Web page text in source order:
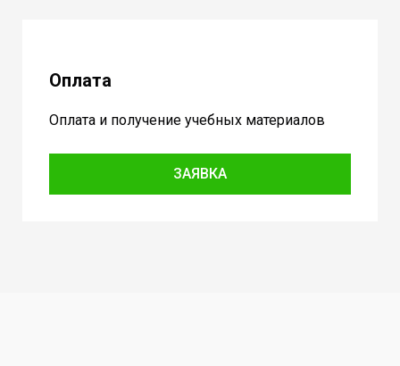
Оплата
Оплата и получение учебных материалов
ЗАЯВКА